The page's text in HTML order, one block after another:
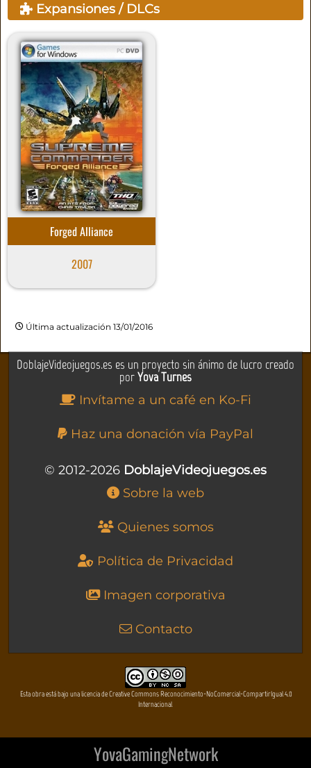
Expansiones / DLCs
Forged Alliance
2007
Última actualización 13/01/2016
DoblajeVideojuegos.es es un proyecto sin ánimo de lucro creado
porYova Turnes
Invítame a un café en Ko-Fi
Haz una donación vía PayPal
© 2012-2026 DoblajeVideojuegos.es
Sobre la web
Quienes somos
Política de Privacidad
Imagen corporativa
Contacto
Esta obra está bajo una licencia de Creative Commons Reconocimiento-NoComercial-CompartirIgual 4.0
Internacional
YovaGamingNetwork